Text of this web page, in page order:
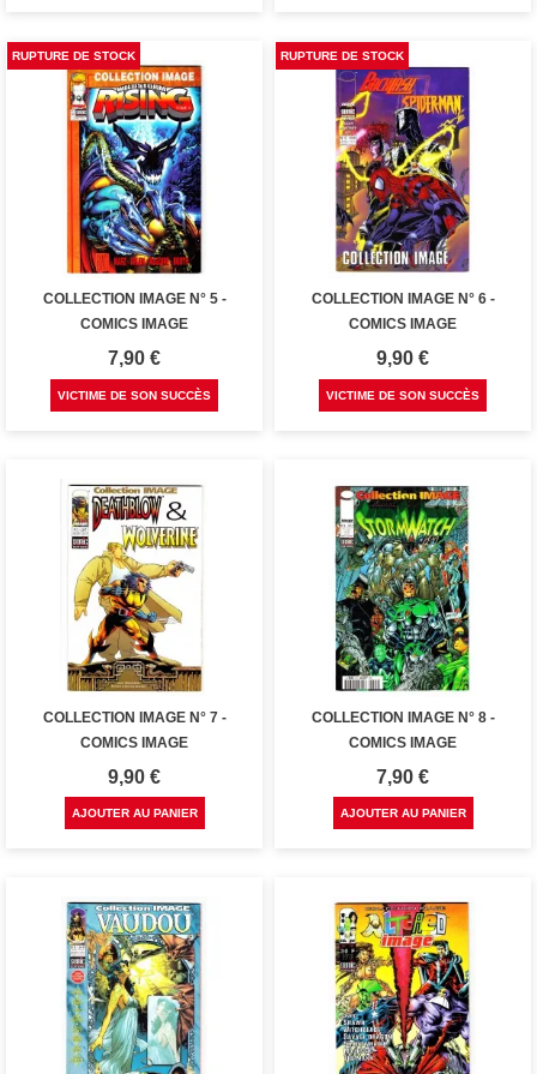
COLLECTION IMAGE N° 5 -
COMICS IMAGE
Prix
7,90 €
VICTIME DE SON SUCCÈS
RUPTURE DE STOCK
COLLECTION IMAGE N° 6 -
COMICS IMAGE
Prix
9,90 €
VICTIME DE SON SUCCÈS
RUPTURE DE STOCK
COLLECTION IMAGE N° 7 -
COMICS IMAGE
Prix
9,90 €
AJOUTER AU PANIER
COLLECTION IMAGE N° 8 -
COMICS IMAGE
Prix
7,90 €
AJOUTER AU PANIER